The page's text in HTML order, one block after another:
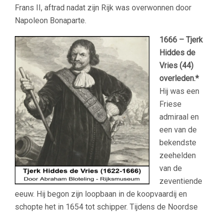
Frans II, aftrad nadat zijn Rijk was overwonnen door
Napoleon Bonaparte.
1666 – Tjerk
Hiddes de
Vries (44)
overleden.*
Hij was een
Friese
admiraal en
een van de
bekendste
zeehelden
van de
zeventiende
eeuw. Hij begon zijn loopbaan in de koopvaardij en
schopte het in 1654 tot schipper. Tijdens de Noordse